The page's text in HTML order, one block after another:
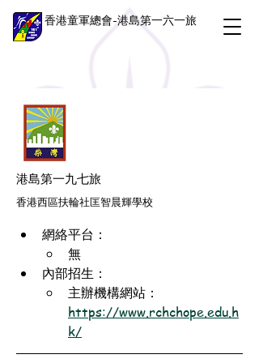
香港童軍總會-港島第一六一旅
港島第一九七旅
香港西區扶輪社匡智晨輝學校
網絡平台：
無
內部招生：
主辦機構網站：
https://www.rchchope.edu.h
k/